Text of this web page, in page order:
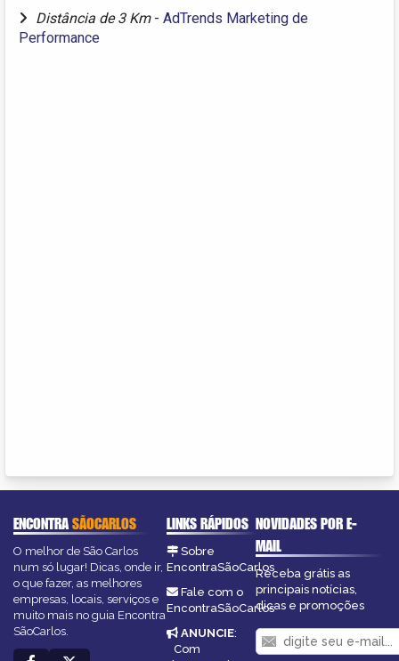
Distância de 3 Km - AdTrends Marketing de
Performance
ENCONTRASÃOCARLOS
O melhor de São Carlos
num só lugar! Dicas, onde ir,
o que fazer, as melhores
empresas, locais, serviços e
muito mais no guia Encontra
SãoCarlos.
LINKS RÁPIDOS
Sobre
EncontraSãoCarlos
Fale com o
EncontraSãoCarlos
ANUNCIE:
Com
NOVIDADES POR E-
MAIL
Receba grátis as
principais notícias,
dicas e promoções